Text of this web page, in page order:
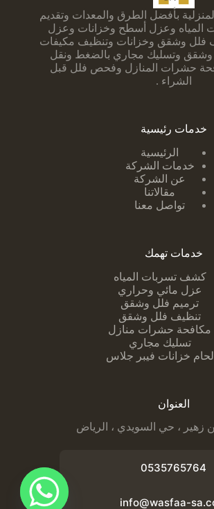
بأفضل الطرق والمعدات وتقديم
وعزل أسطح وخزانات وعزل
فلل وشقق وخزانات وتنظيف مكيفات
وتسليك مجاري بالضغط ونقل
حشرات المنازل وفحص فلل قبل
الشراء .
خدمات رئيسية
الرئيسية
خدمات الشركة
عن الشركة
مقالاتنا
تواصل معنا
خدمات تهمك
كشف تسربات ا لمياه
عزل مائي وحراري
ترميم فلل وشقق
تنظيف فلل وشقق
مكافحة حشرات منازل
تسليك مجاري
لحام خزانات فيبر جلاس
العنوان
زهير ، حي السويدي ، الرياض
0535765764
info@wasfaa-